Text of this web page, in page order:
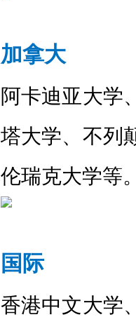
加拿大
阿卡迪亚大学
塔大学、 不列
伦瑞克大学等
国际
香港中文大学